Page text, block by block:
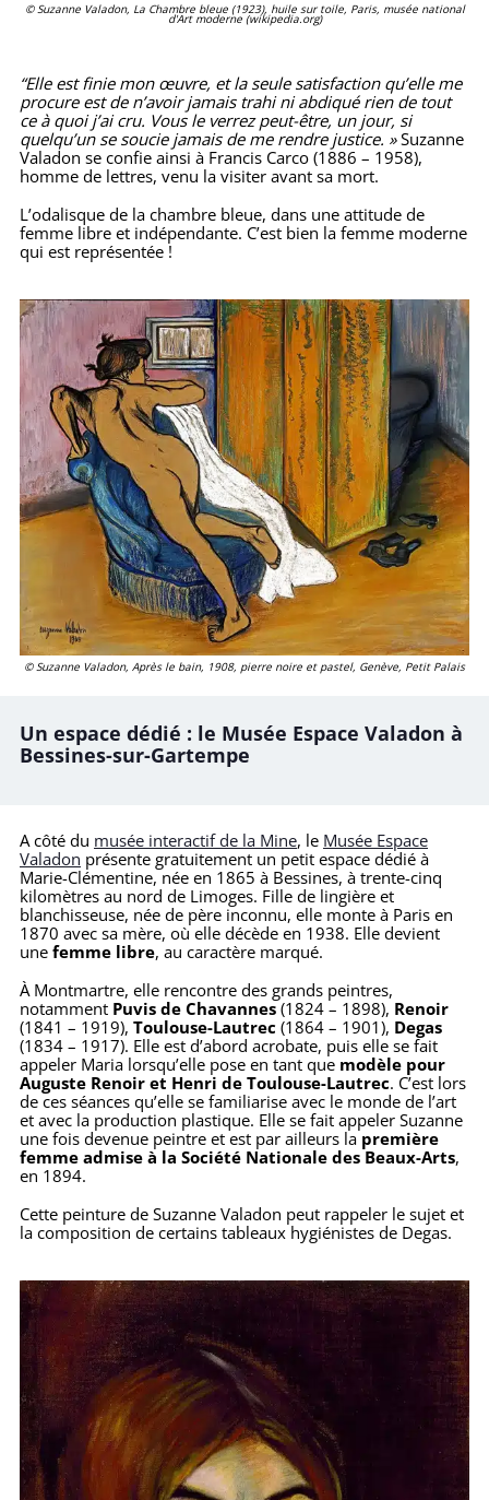
“Elle est finie mon œuvre, et la seule satisfaction qu’elle me
procure est de n’avoir jamais trahi ni abdiqué rien de tout
ce à quoi j’ai cru. Vous le verrez peut-être, un jour, si
quelqu’un se soucie jamais de me rendre justice. »Suzanne
Valadon se confie ainsi à Francis Carco (1886 – 1958),
homme de lettres, venu la visiter avant sa mort.
L’odalisque de la chambre bleue, dans une attitude de
femme libre et indépendante. C’est bien la femme moderne
qui est représentée !
© Suzanne Valadon, La Chambre bleue (1923), huile sur toile, Paris, musée national
d'Art moderne (wikipedia.org)
Un espace dédié : le Musée Espace Valadon à
Bessines-sur-Gartempe
A côté du musée interactif de la Mine, le Musée Espace
Valadon présente gratuitement un petit espace dédié à
Marie-Clémentine, née en 1865 à Bessines, à trente-cinq
kilomètres au nord de Limoges. Fille de lingière et
blanchisseuse, née de père inconnu, elle monte à Paris en
1870 avec sa mère, où elle décède en 1938. Elle devient
une femme libre, au caractère marqué.
À Montmartre, elle rencontre des grands peintres,
notamment Puvis de Chavannes(1824 – 1898), Renoir
(1841 – 1919), Toulouse-Lautrec (1864 – 1901), Degas
(1834 – 1917). Elle est d’abord acrobate, puis elle se fait
appeler Maria lorsqu’elle pose en tant que modèle pour
Auguste Renoir et Henri de Toulouse-Lautrec. C’est lors
de ces séances qu’elle se familiarise avec le monde de l’art
et avec la production plastique. Elle se fait appeler Suzanne
une fois devenue peintre et est par ailleurs lapremière
femme admise à la Société Nationale des Beaux-Arts,
en 1894.
Cette peinture de Suzanne Valadon peut rappeler le sujet et
la composition de certains tableaux hygiénistes de Degas.
© Suzanne Valadon, Après le bain, 1908, pierre noire et pastel, Genève, Petit Palais